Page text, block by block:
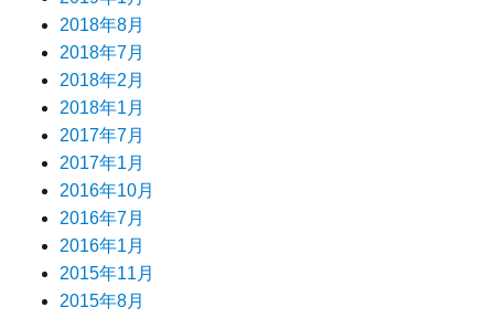
2018年8月
2018年7月
2018年2月
2018年1月
2017年7月
2017年1月
2016年10月
2016年7月
2016年1月
2015年11月
2015年8月